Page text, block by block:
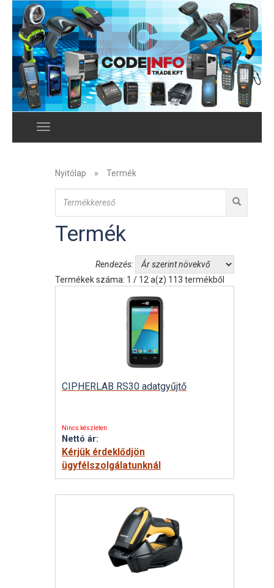
Menu
Nyitólap » Termék
Termék
Rendezés:
Termékek száma: 1 / 12 a(z) 113 termékből
CIPHERLAB RS30 adatgyűjtő
Nincs készleten
Nettó ár:
Kérjük érdeklődjön
ügyfélszolgálatunknál